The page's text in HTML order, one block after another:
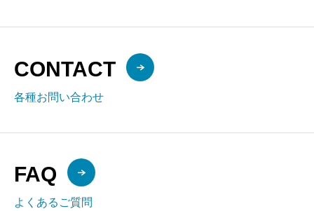
CONTACT
各種お問い合わせ
FAQ
よくあるご質問